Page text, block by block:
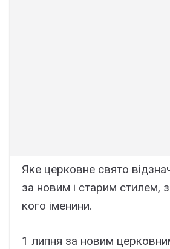
Яке церковне свято
за новим і старим стилем,
кого іменини.
1 липня за новим